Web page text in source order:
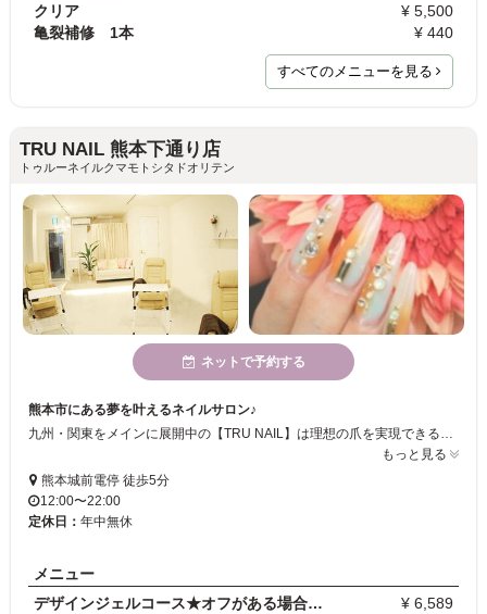
クリア
¥ 5,500
亀裂補修 1本
¥ 440
すべてのメニューを見る
TRU NAIL 熊本下通り店
トゥルーネイルクマモトシタドオリテン
ネットで予約する
熊本市にある夢を叶えるネイルサロン♪
九州・関東をメインに展開中の【TRU NAIL】は理想の爪を実現できるネイルサロンです♪ シンプル系から可愛いグラデーション柄まで最新デザインをとことん楽しめます！ リピーター続出！高い技術力を持つ実力派のネイリスト達がお客様の爪を素敵な柄に飾ります.:*☆
もっと見る
熊本城前電停 徒歩5分
12:00〜22:00
定休日： 年中無休
メニュー
デザインジェルコース★オフがある場合は必ずオフメニ…
¥ 6,589